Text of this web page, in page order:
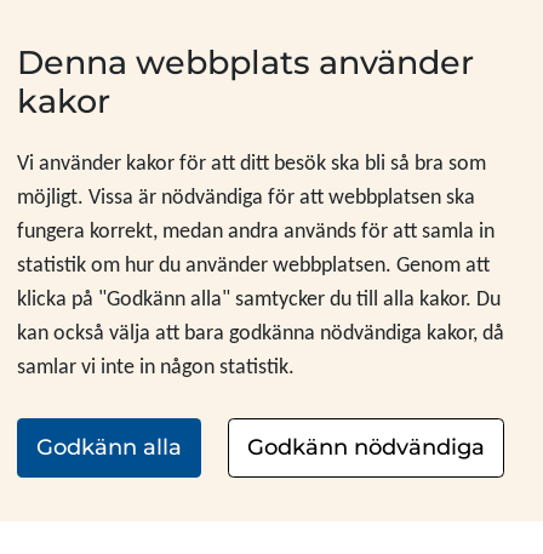
Denna webbplats använder
kakor
Vi använder kakor för att ditt besök ska bli så bra som
möjligt. Vissa är nödvändiga för att webbplatsen ska
fungera korrekt, medan andra används för att samla in
statistik om hur du använder webbplatsen. Genom att
klicka på "Godkänn alla" samtycker du till alla kakor. Du
kan också välja att bara godkänna nödvändiga kakor, då
samlar vi inte in någon statistik.
Godkänn alla Godkänn nödvändiga